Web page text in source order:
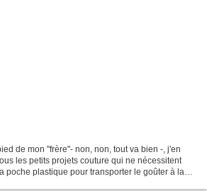
de mon "frère"- non, non, tout va bien -, j'en
les petits projets couture qui ne nécessitent
poche plastique pour transporter le goûter à la